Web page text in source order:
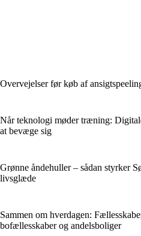
Overvejelser før køb af
Når teknologi møder træning:
at bevæge sig
Grønne åndehuller – sådan styrker
livsglæde
Sammen om hverdagen:
bofællesskaber og andelsboliger